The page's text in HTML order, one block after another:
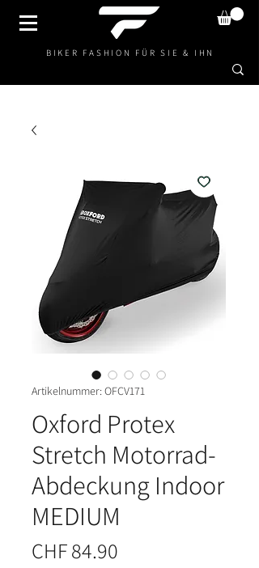
BIKER FASHION FÜR SIE & IHN
Artikelnummer: OFCV171
Oxford Protex
Stretch Motorrad-
Abdeckung Indoor
MEDIUM
CHF 84.90